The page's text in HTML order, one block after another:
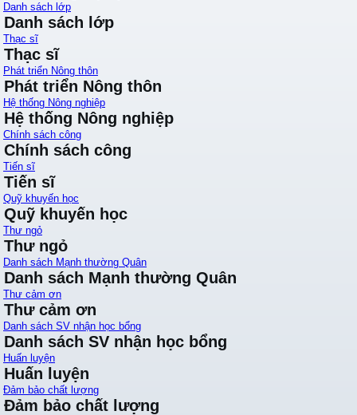
Danh sách lớp
Danh sách lớp
Thạc sĩ
Thạc sĩ
Phát triển Nông thôn
Phát triển Nông thôn
Hệ thống Nông nghiệp
Hệ thống Nông nghiệp
Chính sách công
Chính sách công
Tiến sĩ
Tiến sĩ
Quỹ khuyến học
Quỹ khuyến học
Thư ngỏ
Thư ngỏ
Danh sách Mạnh thường Quân
Danh sách Mạnh thường Quân
Thư cảm ơn
Thư cảm ơn
Danh sách SV nhận học bổng
Danh sách SV nhận học bổng
Huấn luyện
Huấn luyện
Đảm bảo chất lượng
Đảm bảo chất lượng